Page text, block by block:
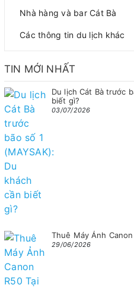
Nhà hàng và bar Cát Bà
Các thông tin du lịch khác
TIN MỚI NHẤT
Du lịch Cát Bà trước
biết gì?
03/07/2026
Thuê Máy Ảnh
29/06/2026